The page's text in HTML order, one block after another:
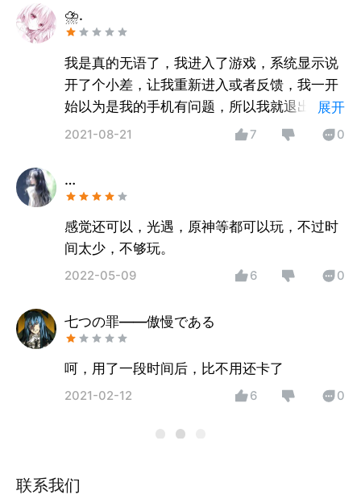
⛈.
我是真的无语了，我进入了游戏，系统显示说
开了个小差，让我重新进入或者反馈，我一开
始以为是我的手机有问题，所以我就退出重新
进入了，然后再次进入，系统还是显示这样，
一点问题，我一开始还以为是我的手机问题，
展开
2021-08-21 7 0
…
感觉还可以，光遇，原神等都可以玩，不过时
间太少，不够玩。
2022-05-09 6 0
七つの罪——傲慢である
呵，用了一段时间后，比不用还卡了
2021-02-12 6 0
联系我们